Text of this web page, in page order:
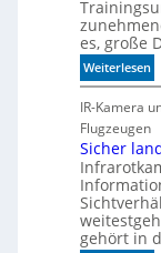
K
I
m
i
t
d
e
n
k
t
es, große
Weiterlesen:
S
c
h
n
e
l
l
e
r
IR-Kamera
Flugzeugen
Sicher
gehört in